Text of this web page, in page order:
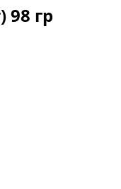
98 гр